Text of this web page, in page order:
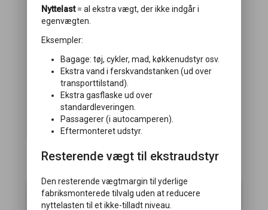
Komfortpakke
19 kg
Komfortpakke med nakkepuder, elektrisk
opklappelig hovedgærde på seng,
håndklædetørrer og lastluge (ikke ved B8)
ATC
Nyttelast= al ekstra vægt, der ikke indgår i
egenvægten.
Eksempler:
Bagage: tøj, cykler, mad, køkkenudstyr osv.
Ekstra vand i ferskvandstanken (ud over
transporttilstand).
Ekstra gasflaske ud over
standardleveringen.
Passagerer (i autocamperen).
Eftermonteret udstyr.
Resterende vægt til ekstraudstyr
Den resterende vægtmargin til yderlige
fabriksmonterede tilvalg uden at reducere
nyttelasten til et ikke-tilladt niveau.